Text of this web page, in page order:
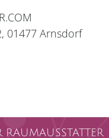
01477 Arnsdorf